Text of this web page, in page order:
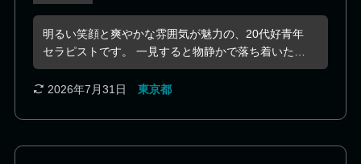
明るい笑顔と爽やかな雰囲気が魅力の、20代好青年
セラピストです。 一見すると物静かで落ち着いた印
象ですが、話してみると気さくで人懐っこく、自然
と距離が縮まる親しみやすさがあります。初対面で
緒にいるような、肩の力を抜いた時間を過ごせるの
2026年7月31日 東京都